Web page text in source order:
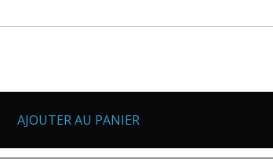
AJOUTER AU PANIER